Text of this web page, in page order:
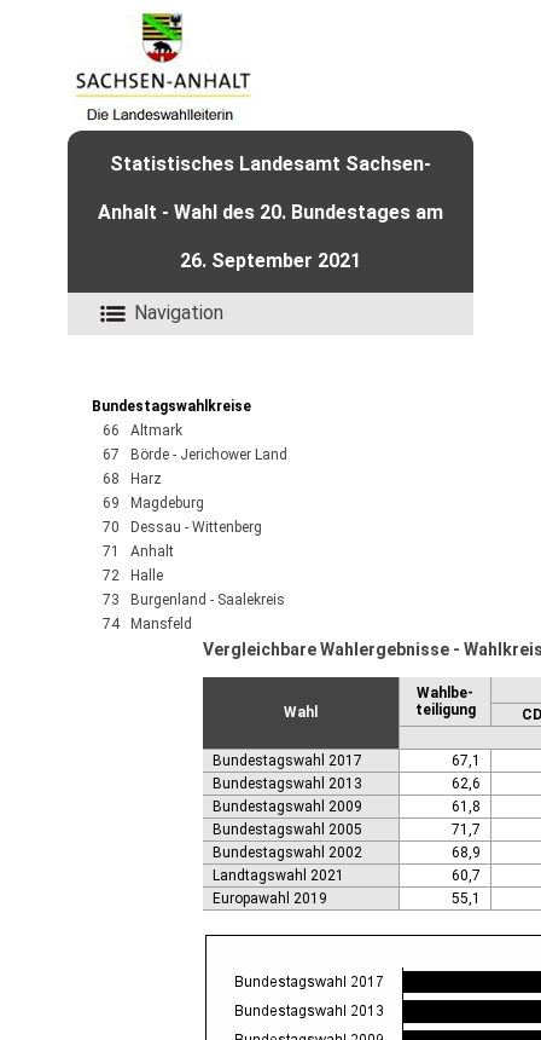
Statistisches Landesamt Sachsen-
Anhalt - Wahl des 20. Bundestages am
26. September 2021
Navigation
Bundestagswahlkreise
66 Altmark
67 Börde - Jerichower Land
68 Harz
69 Magdeburg
70 Dessau - Wittenberg
71 Anhalt
72 Halle
73 Burgenland - Saalekreis
74 Mansfeld
Vergleichbare Wahlergebnisse -
Wahl
Wahlbe-
teiligung
Bundestagswahl 2017
67,1
Bundestagswahl 2013
62,6
Bundestagswahl 2009
61,8
Bundestagswahl 2005
71,7
Bundestagswahl 2002
68,9
Landtagswahl 2021
60,7
Europawahl 2019
55,1